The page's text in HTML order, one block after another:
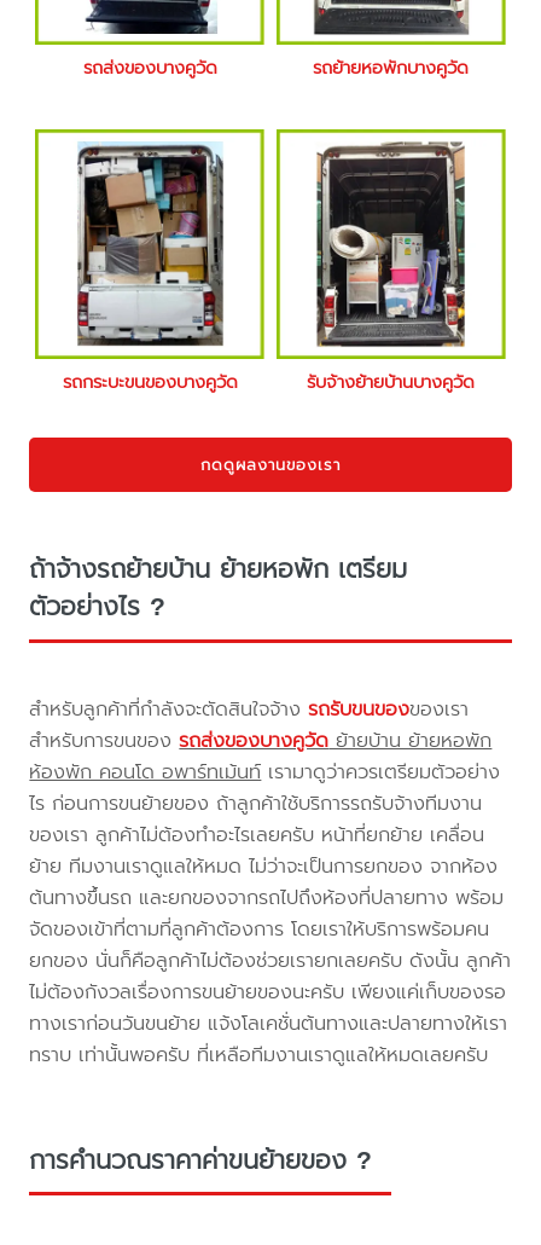
รถส่งของบางคูวัด รถย้ายหอพักบางคูวัด
รถกระบะขนของบางคูวัด รับจ้างย้ายบ้านบางคูวัด
กดดูผลงานของเรา
ถ้าจ้างรถย้ายบ้าน ย้ายหอพัก เตรียม
ตัวอย่างไร ?
สำหรับลูกค้าที่กำลังจะตัดสินใจจ้างรถรับขนของของเรา
สำหรับการขนของรถส่งของบางคูวัดย้ายบ้าน ย้ายหอพัก
ห้องพัก คอนโด อพาร์ทเม้นท์เรามาดูว่าควรเตรียมตัวอย่าง
ไร ก่อนการขนย้ายของ ถ้าลูกค้าใช้บริการรถรับจ้างทีมงาน
ของเรา ลูกค้าไม่ต้องทำอะไรเลยครับ หน้าที่ยกย้าย เคลื่อน
ย้าย ทีมงานเราดูแลให้หมด ไม่ว่าจะเป็นการยกของ จากห้อง
ต้นทางขึ้นรถ และยกของจากรถไปถึงห้องที่ปลายทาง พร้อม
จัดของเข้าที่ตามที่ลูกค้าต้องการ โดยเราให้บริการพร้อมคน
ยกของ นั่นก็คือลูกค้าไม่ต้องช่วยเรายกเลยครับ ดังนั้น ลูกค้า
ไม่ต้องกังวลเรื่องการขนย้ายของนะครับ เพียงแค่เก็บของรอ
ทางเราก่อนวันขนย้าย แจ้งโลเคชั่นต้นทางและปลายทางให้เรา
ทราบ เท่านั้นพอครับ ที่เหลือทีมงานเราดูแลให้หมดเลยครับ
การคำนวณราคาค่าขนย้ายของ ?